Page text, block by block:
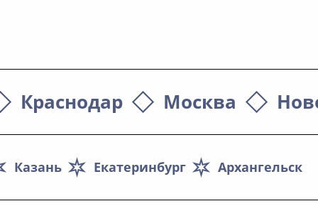
Краснодар Москва
Архангельск
Екатеринбург
Казань